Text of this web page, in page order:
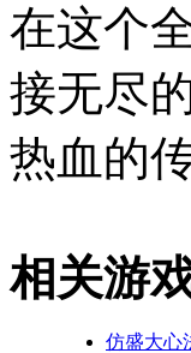
在这个
接无尽
热血的
相关游
仿盛大心